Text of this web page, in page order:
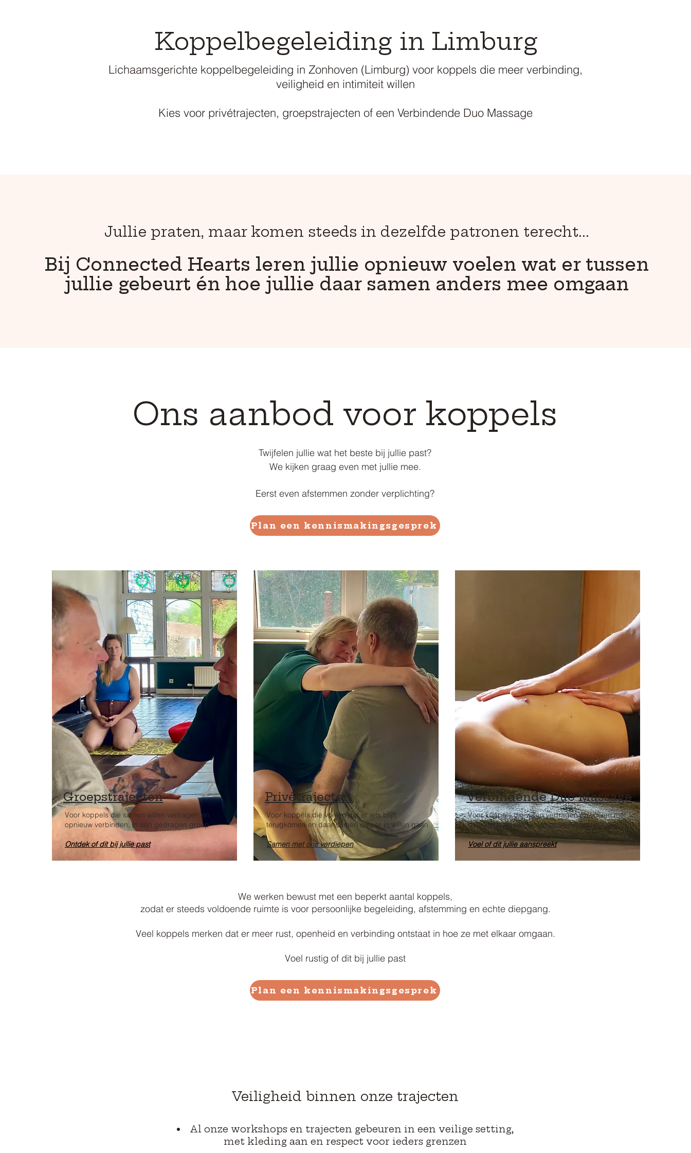
Koppelbegeleiding in Limburg
Lichaamsgerichte koppelbegeleiding in Zonhoven (Limburg) voor koppels die meer verbinding,
veiligheid en intimiteit willen
Kies voor privétrajecten, groepstrajecten of een Verbindende Duo Massage
Jullie praten, maar komen steeds in dezelfde patronen terecht...
Bij Connected Hearts leren jullie opnieuw voelen wat er tussen
jullie gebeurt én hoe jullie daar samen anders mee omgaan
Ons aanbod voor koppels
Twijfelen jullie wat het beste bij jullie past?
We kijken graag even met jullie mee.
Eerst even afstemmen zonder verplichting?
Plan een kennismakingsgesprek
Groepstrajecten
Voor koppels die samen willen vertragen en
opnieuw verbinden, in een gedragen groep
Ontdek of dit bij jullie past
Privétrajecten
Voor koppels die voelen dat er iets blijft
terugkomen en daar samen dieper in willen gaan
Samen met ons verdiepen
Verbindende Duo Massage
Voor koppels die willen vertragen en voelen met
door ons begeleide, afgestemde aanraking
Voel of dit jullie aanspreekt
We werken bewust met een beperkt aantal koppels,
zodat er steeds voldoende ruimte is voor persoonlijke begeleiding, afstemming en echte diepgang.
Veel koppels merken dat er meer rust, openheid en verbinding ontstaat in hoe ze met elkaar omgaan.
Voel rustig of dit bij jullie past
Plan een kennismakingsgesprek
Veiligheid binnen onze trajecten
Al onze workshops en trajecten gebeuren in een veilige setting,
met kleding aan en respect voor ieders grenzen